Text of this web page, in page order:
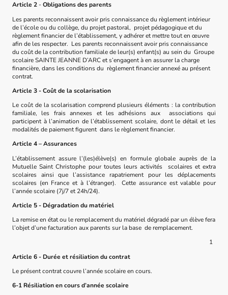
Article 2 -Obligations des parents
Les parents reconnaissent avoir pris connaissance du règlement intérieur
de l’école ou du collège, du projet pastoral, projet pédagogique et du
règlement financier de l’établissement, y adhérer et mettre tout en œuvre
afin de les respecter. Les parents reconnaissent avoir pris connaissance
du coût de la contribution familiale de leur(s) enfant(s) au sein du Groupe
scolaire SAINTE JEANNE D’ARC et s’engagent à en assurer la charge
financière, dans les conditions du règlement financier annexé au présent
contrat.
Article 3 - Coût de la scolarisation
Le coût de la scolarisation comprend plusieurs éléments : la contribution
familiale, les frais annexes et les adhésions aux associations qui
participent à l’animation de l’établissement scolaire, dont le détail et les
modalités de paiement figurent dans le règlement financier.
Article 4 – Assurances
L’établissement assure l’(les)élève(s) en formule globale auprès de la
Mutuelle Saint Christophe pour toutes leurs activités scolaires et extra
scolaires ainsi que l’assistance rapatriement pour les déplacements
scolaires (en France et à l’étranger). Cette assurance est valable pour
l’année scolaire (7j/7 et 24h/24).
Article 5 - Dégradation du matériel
La remise en état ou le remplacement du matériel dégradé par un élève fera
l’objet d’une facturation aux parents sur la base de remplacement.
1
Article 6 - Durée et résiliation du contrat
Le présent contrat couvre l’année scolaire en cours.
6-1 Résiliation en cours d’année scolaire